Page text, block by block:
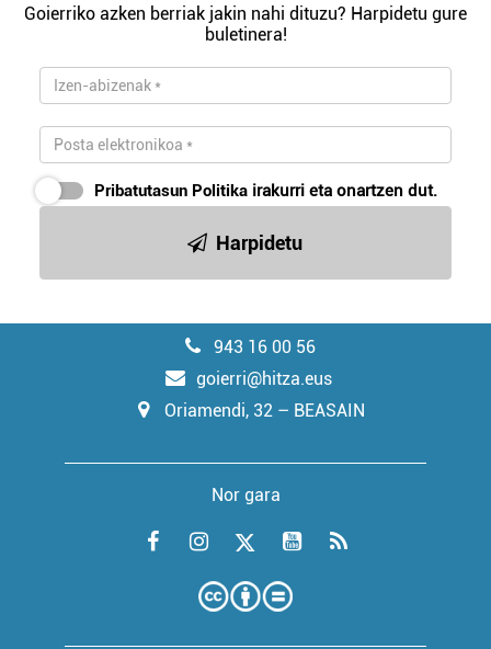
Goierriko azken berriak jakin nahi dituzu? Harpidetu gure
buletinera!
Pribatutasun Politika irakurri eta onartzen dut.
Harpidetu
943 16 00 56
goierri@hitza.eus
Oriamendi, 32 – BEASAIN
Nor gara